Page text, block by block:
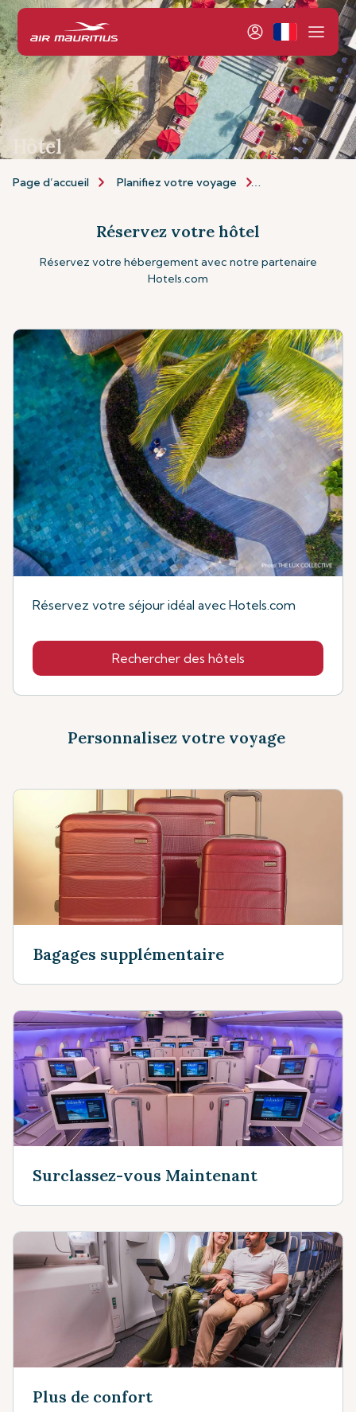
Hôtel
Page d’accueil Planifiez votre voyage
Réservez votre hôtel
Réservez votre hébergement avec notre partenaire
Hotels.com
Réservez votre séjour idéal avec Hotels.com
Rechercher des hôtels
Personnalisez votre voyage
Bagages supplémentaire
Surclassez-vous Maintenant
Plus de confort